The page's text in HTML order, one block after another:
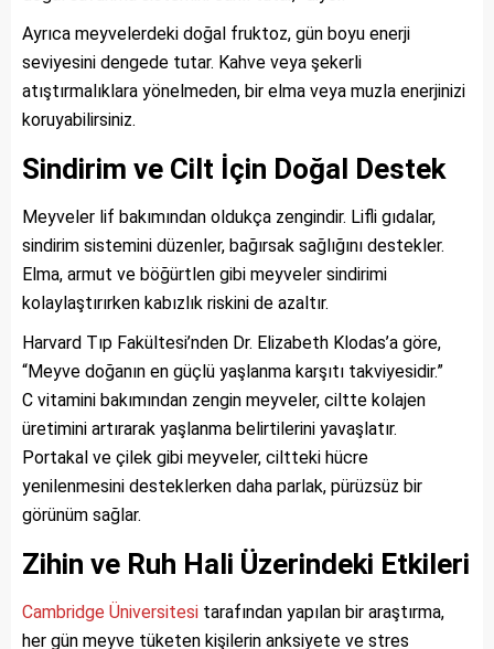
Ayrıca meyvelerdeki doğal fruktoz, gün boyu enerji
seviyesini dengede tutar. Kahve veya şekerli
atıştırmalıklara yönelmeden, bir elma veya muzla enerjinizi
koruyabilirsiniz.
Sindirim ve Cilt İçin Doğal Destek
Meyveler lif bakımından oldukça zengindir. Lifli gıdalar,
sindirim sistemini düzenler, bağırsak sağlığını destekler.
Elma, armut ve böğürtlen gibi meyveler sindirimi
kolaylaştırırken kabızlık riskini de azaltır.
Harvard Tıp Fakültesi’nden Dr. Elizabeth Klodas’a göre,
“Meyve doğanın en güçlü yaşlanma karşıtı takviyesidir.”
C vitamini bakımından zengin meyveler, ciltte kolajen
üretimini artırarak yaşlanma belirtilerini yavaşlatır.
Portakal ve çilek gibi meyveler, ciltteki hücre
yenilenmesini desteklerken daha parlak, pürüzsüz bir
görünüm sağlar.
Zihin ve Ruh Hali Üzerindeki Etkileri
Cambridge Üniversitesi tarafından yapılan bir araştırma,
her gün meyve tüketen kişilerin anksiyete ve stres